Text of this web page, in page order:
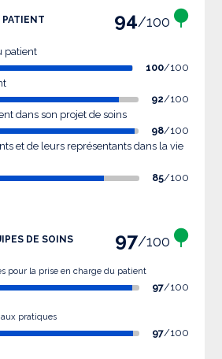
PATIENT 94/100
patient
100/100
92/100
dans son projet de soins
98/100
et de leurs représentants dans la vie
85/100
DE SOINS 97/100
pour la prise en charge du patient
97/100
pratiques
97/100